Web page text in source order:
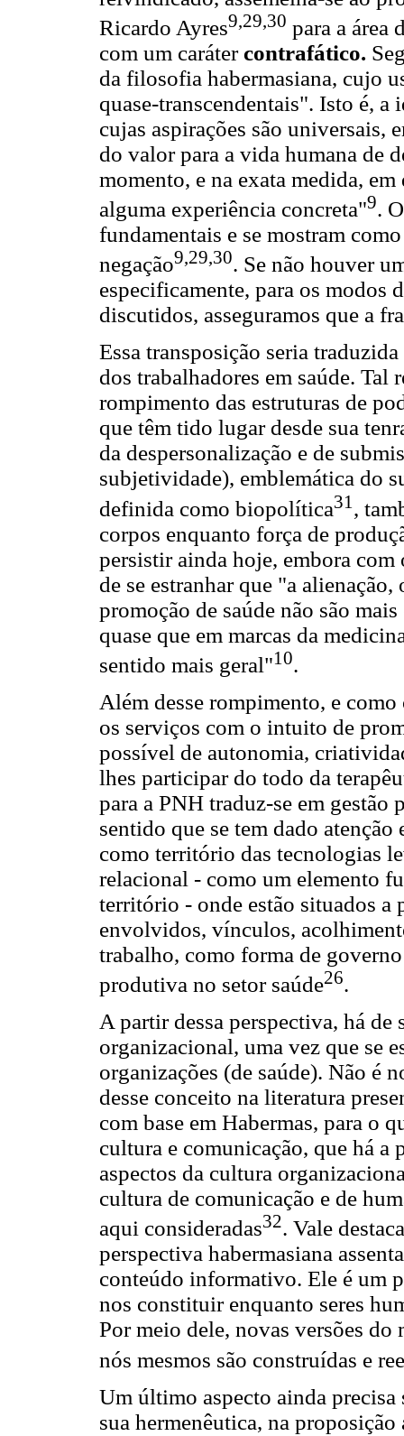
Ricardo Ayres9,29,30 para a área
com um carátercontrafático.
da filosofia habermasiana, cujo
quase-transcendentais". Isto é, a
cujas aspirações são universais,
do valor para a vida humana de
momento, e na exata medida,
alguma experiência concreta"9.
fundamentais e se mostram
negação9,29,30. Se não houver
especificamente, para os modos
discutidos, asseguramos que a
Essa transposição seria
dos trabalhadores em saúde.
rompimento das estruturas de
que têm tido lugar desde sua
da despersonalização e de
subjetividade), emblemática do
definida como biopolítica31 ,
corpos enquanto força de
persistir ainda hoje, embora
de se estranhar que "a
promoção de saúde não são
quase que em marcas da
sentido mais geral"10.
Além desse rompimento, e
os serviços com o intuito de
possível de autonomia,
lhes participar do todo da
para a PNH traduz-se em gestão
sentido que se tem dado
como território das tecnologias
relacional - como um elemento
território - onde estão situados a
envolvidos, vínculos,
trabalho, como forma de
produtiva no setor saúde26.
A partir dessa perspectiva, há
organizacional, uma vez que se
organizações (de saúde). Não é
desse conceito na literatura
com base em Habermas, para o
cultura e comunicação, que há
aspectos da cultura
cultura de comunicação e de
aqui consideradas32. Vale
perspectiva habermasiana
conteúdo informativo. Ele é um
nos constituir enquanto seres
Por meio dele, novas versões
nós mesmos são construídas e
Um último aspecto ainda precisa
sua hermenêutica, na